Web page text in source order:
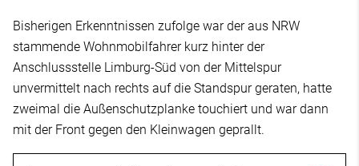
Bisherigen Erkenntnissen zufolge war der aus NRW
stammende Wohnmobilfahrer kurz hinter der
Anschlussstelle Limburg-Süd von der Mittelspur
unvermittelt nach rechts auf die Standspur geraten, hatte
zweimal die Außenschutzplanke touchiert und war dann
mit der Front gegen den Kleinwagen geprallt.